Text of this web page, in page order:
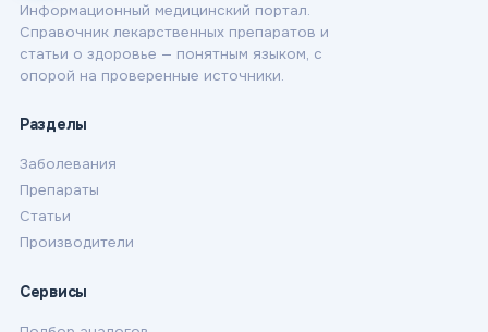
Информационный медицинский портал.
Справочник лекарственных препаратов и
статьи о здоровье — понятным языком, с
опорой на проверенные источники.
Разделы
Заболевания
Препараты
Статьи
Производители
Сервисы